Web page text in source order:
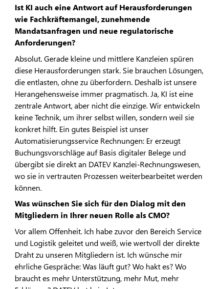
Ist KI auch eine Antwort auf Herausforderungen
wie Fachkräftemangel, zunehmende
Mandatsanfragen und neue regulatorische
Anforderungen?
Absolut. Gerade kleine und mittlere Kanzleien spüren
diese Herausforderungen stark. Sie brauchen Lösungen,
die entlasten, ohne zu überfordern. Deshalb ist unsere
Herangehensweise immer pragmatisch. Ja, KI ist eine
zentrale Antwort, aber nicht die einzige. Wir entwickeln
keine Technik, um ihrer selbst willen, sondern weil sie
konkret hilft. Ein gutes Beispiel ist unser
Automatisierungsservice Rechnungen: Er erzeugt
Buchungsvorschläge auf Basis digitaler Belege und
übergibt sie direkt an DATEV Kanzlei-Rechnungswesen,
wo sie in vertrauten Prozessen weiterbearbeitet werden
können.
Was wünschen Sie sich für den Dialog mit den
Mitgliedern in Ihrer neuen Rolle als CMO?
Vor allem Offenheit. Ich habe zuvor den Bereich Service
und Logistik geleitet und weiß, wie wertvoll der direkte
Draht zu unseren Mitgliedern ist. Ich wünsche mir
ehrliche Gespräche: Was läuft gut? Wo hakt es? Wo
braucht es mehr Unterstützung, mehr Mut, mehr